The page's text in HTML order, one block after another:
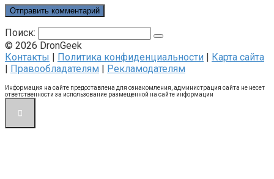
Поиск:
© 2026 DronGeek
Контакты | Политика конфиденциальности | Карта сайта
| Правообладателям | Рекламодателям
Информация на сайте предоставлена для ознакомления, администрация сайта не несет
ответственности за использование размещенной на сайте информации